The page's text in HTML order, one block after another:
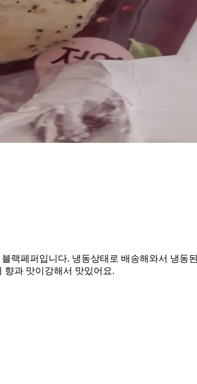
랙페퍼입니다. 냉동상태로 배송해와서 냉동
향과 맛이강해서 맛있어요.